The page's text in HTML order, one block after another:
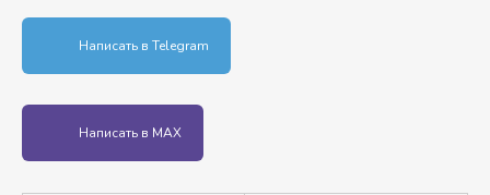
Написать в Telegram
Написать в MAX